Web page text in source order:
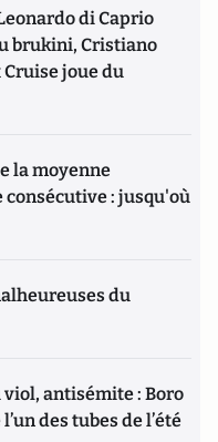
di Caprio
brukini, Cristiano
joue du
la moyenne
consécutive : jusqu'où
du
antisémite : Boro
des tubes de l’été